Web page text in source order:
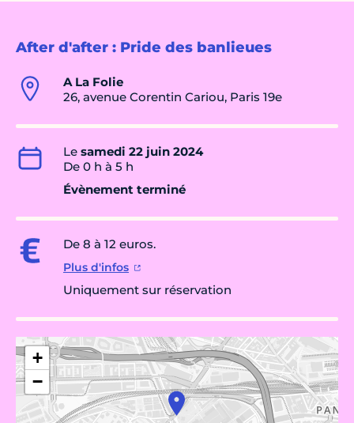
After d'after : Pride des banlieues
A La Folie
26, avenue Corentin Cariou, Paris 19e
Le samedi 22 juin 2024
De 0 h à 5 h
Évènement terminé
De 8 à 12 euros.
Plus d'infos
Uniquement sur réservation
+
−